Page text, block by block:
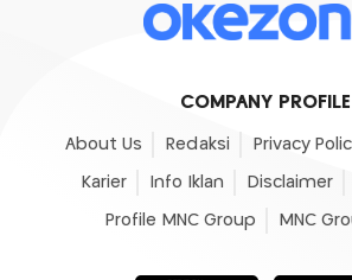
COMPANY PROFILE
About Us Redaksi Privacy
Karier Info Iklan Disclaimer
Profile MNC Group MNC